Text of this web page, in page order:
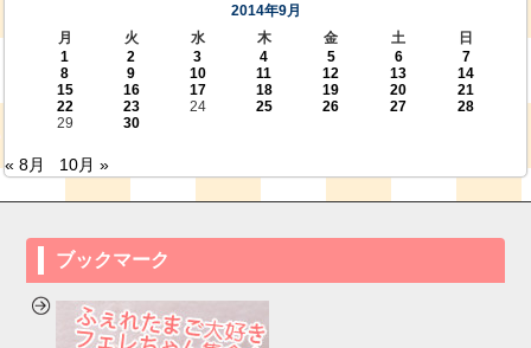
2014年9月
月
火 水 木 金 土
日
1
2 3 4 5 6
7
8
9 10 11 12 13
14
15
16 17 18 19 20
21
22
23 24 25 26 27
28
29
30
« 8月 10月 »
ブックマーク